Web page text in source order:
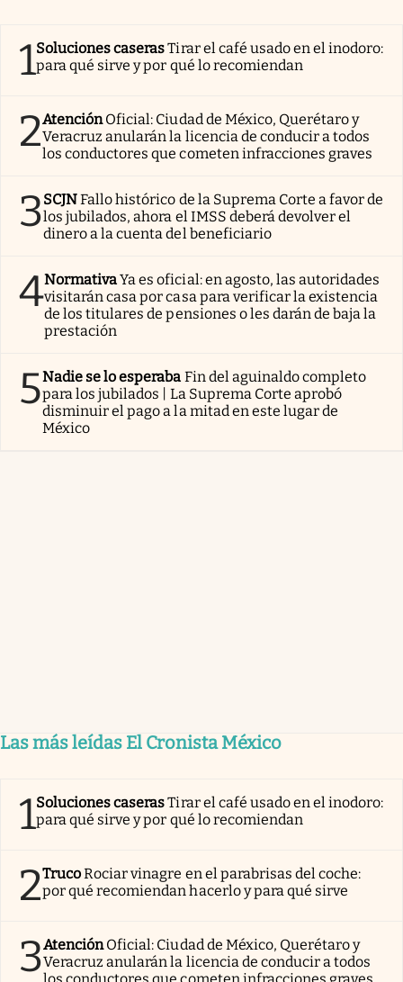
1Soluciones caserasTirar el café usado en el inodoro:
para qué sirve y por qué lo recomiendan
2AtenciónOficial: Ciudad de México, Querétaro y
Veracruz anularán la licencia de conducir a todos
los conductores que cometen infracciones graves
3SCJNFallo histórico de la Suprema Corte a favor de
los jubilados, ahora el IMSS deberá devolver el
dinero a la cuenta del beneficiario
4NormativaYa es oficial: en agosto, las autoridades
visitarán casa por casa para verificar la existencia
de los titulares de pensiones o les darán de baja la
prestación
5Nadie se lo esperaba Fin del aguinaldo completo
para los jubilados | La Suprema Corte aprobó
disminuir el pago a la mitad en este lugar de
México
Las más leídas El Cronista México
1Soluciones caserasTirar el café usado en el inodoro:
para qué sirve y por qué lo recomiendan
2TrucoRociar vinagre en el parabrisas del coche:
por qué recomiendan hacerlo y para qué sirve
3AtenciónOficial: Ciudad de México, Querétaro y
Veracruz anularán la licencia de conducir a todos